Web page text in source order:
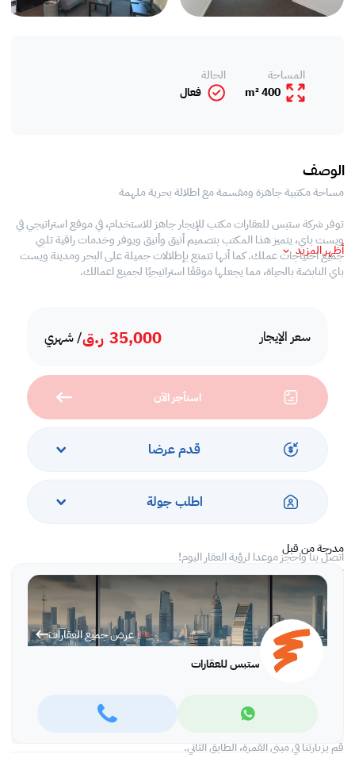
سعر الإيجار 35,000 ر.ق/ شهري
استأجر الآن
قدم عرضا
اطلب جولة
مدرجة من قبل
عرض جميع العقارات
ستبس للعقارات
المساحة
400 m²
الحالة
فعال
الوصف
مساحة مكتبية جاهزة ومقسمة مع اطلالة بحرية ملهمة
توفر شركة ستبس للعقارات مكتب للإيجار جاهز للاستخدام، في موقع استراتيجي في
ويست باي، يتميز هذا المكتب بتصميم أنيق وأنيق ويوفر وخدمات راقية تلبي
جميع احتياجات عملك. كما أنها تتمتع بإطلالات جميلة على البحر ومدينة ويست
باي النابضة بالحياة، مما يجعلها موقعًا استراتيجيًا لجميع اعمالك.
• غير مفروشة
• تكييف مركزي
الخدمات والمرافق
• موقف سيارات
• أمن ومراقبة
• معتمد من الدفاع المدني
• إطلالة على المدينة والبحر
اتصل بنا واحجز موعدا لرؤية العقار اليوم!
* تطبّق رسوم الشركة
نحرص في شركة ستبس للعقارات على جعل عملية البيع والشراء سلسة وممتعة
قدر الإمكان. إذ يقدم فريق من الخبراء لدينا ما يتمتع به من تجارب واسعة
لمساعدتك في التعرف على العقارات المثالية بما يتوافق ومتطلباتك، كما نحرص
على بناء علاقات وطيدة ومرضيه مع جميع عملائنا. و سنحرص أن نعمل معا
كفريق لتلبية متطلباتك المميزة خلال رحلة بحثك عن مكاتب أو محلات تجارية أو
قم بزيارتنا في مبنى القمرة، الطابق الثاني.
أظهر المزيد